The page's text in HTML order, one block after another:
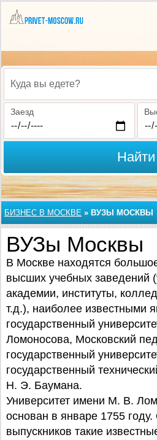
Куда вы едете?
Заезд
Найти
БИЗНЕС В МОСКВЕ » ВУЗЫ МОСКВЫ
ВУЗы Москвы
В Москве находятся
высших учебных заведений
академии, институты,
т.д.), наиболее известными
государственный
Ломоносова, Московский
государственный
государственный
Н. Э. Баумана.
Университет имени М. В.
основан в январе 1755
выпускников такие